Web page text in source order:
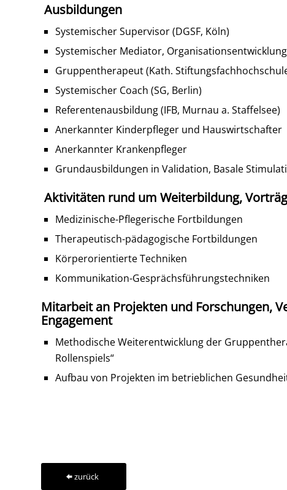
Ausbildungen
Systemischer Supervisor (DGSF, Köln)
Systemischer Mediator, Organisationsentwicklung
Gruppentherapeut (Kath.
Systemischer Coach (SG, Berlin)
Referentenausbildung (IFB, Murnau a. Staffelsee)
Anerkannter Kinderpfleger und Hauswirtschafter
Anerkannter Krankenpfleger
Grundausbildungen in Validation, Basale
Aktivitäten rund um Weiterbildung,
Medizinische-Pflegerische Fortbildungen
Therapeutisch-pädagogische Fortbildungen
Körperorientierte Techniken
Kommunikation-Gesprächsführungstechniken
Mitarbeit an Projekten und Forschungen,
Engagement
Methodische Weiterentwicklung der
Rollenspiels“
Aufbau von Projekten im betrieblichen
zurück